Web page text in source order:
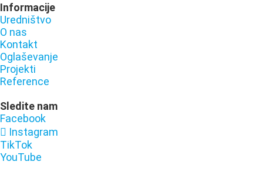
Informacije
Uredništvo
O nas
Kontakt
Oglaševanje
Projekti
Reference
Sledite nam
Facebook
Instagram
TikTok
YouTube